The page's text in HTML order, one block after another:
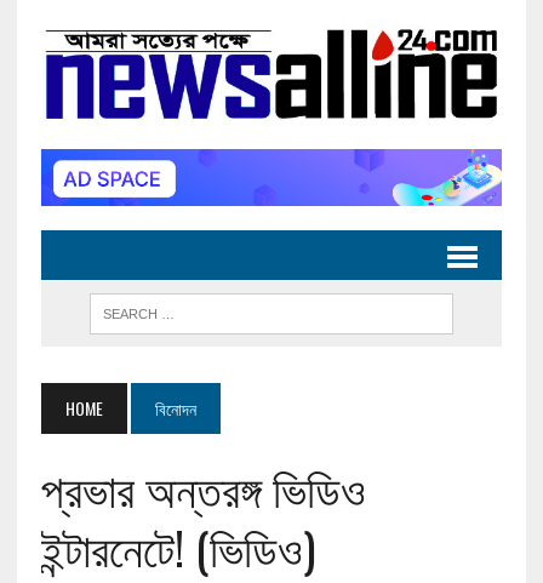
HOME বিনোদন
প্রভার অন্তরঙ্গ ভিডিও
ইন্টারনেটে! (ভিডিও)